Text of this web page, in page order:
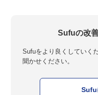
Sufuの改
Sufuをより良くしていく
聞かせください。
Sufu